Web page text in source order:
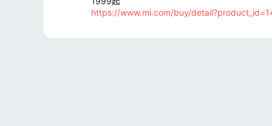
https://www.mi.com/buy/